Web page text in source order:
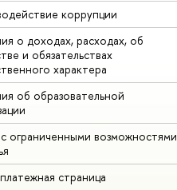
коррупции
о доходах, расходах, о
и обязательствах
характера
об образовательной
ограниченными возможностями
страница